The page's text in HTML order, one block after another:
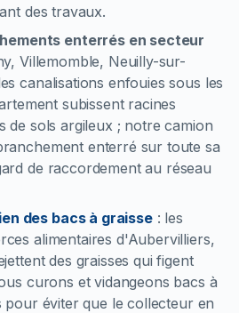
des travaux.
enterrés en secteur
Villemomble, Neuilly-sur-
canalisations enfouies sous les
subissent racines
de sols argileux ; notre camion
enterré sur toute sa
de raccordement au réseau
des bacs à graisse: les
alimentaires d'Aubervilliers,
des graisses qui figent
curons et vidangeons bacs à
pour éviter que le collecteur en